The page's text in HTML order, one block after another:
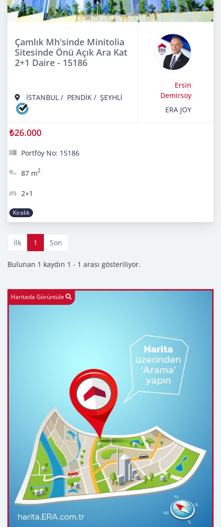
Çamlık Mh'sinde Minitolia
Sitesinde Önü Açık Ara Kat
2+1 Daire - 15186
İSTANBUL / PENDİK / ŞEYHLİ
Ersin
Demirsoy
ERA JOY
₺26.000
Portföy No: 15186
87 m2
2+1
Kiralık
İlk 1 Son
Bulunan 1 kaydın 1 - 1 arası gösteriliyor.
Haritada Görüntüle